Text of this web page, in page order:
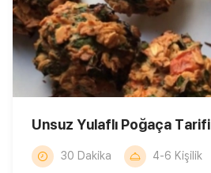
Unsuz Yulaflı Poğaça Tarifi
30 Dakika 4-6 Kişilik